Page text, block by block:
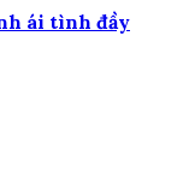
ái tình đầy